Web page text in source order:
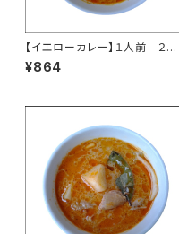
【イエローカレー】１人前 ２６０
ｇ
¥864